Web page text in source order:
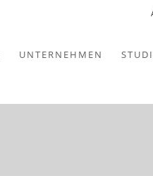
UNTERNEHMEN